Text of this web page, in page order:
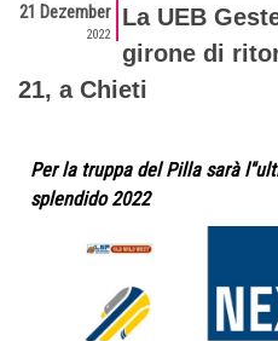
21 Dezember
2022
La UEB
girone di
21, a Chieti
Per la truppa del Pilla sarà
splendido 2022